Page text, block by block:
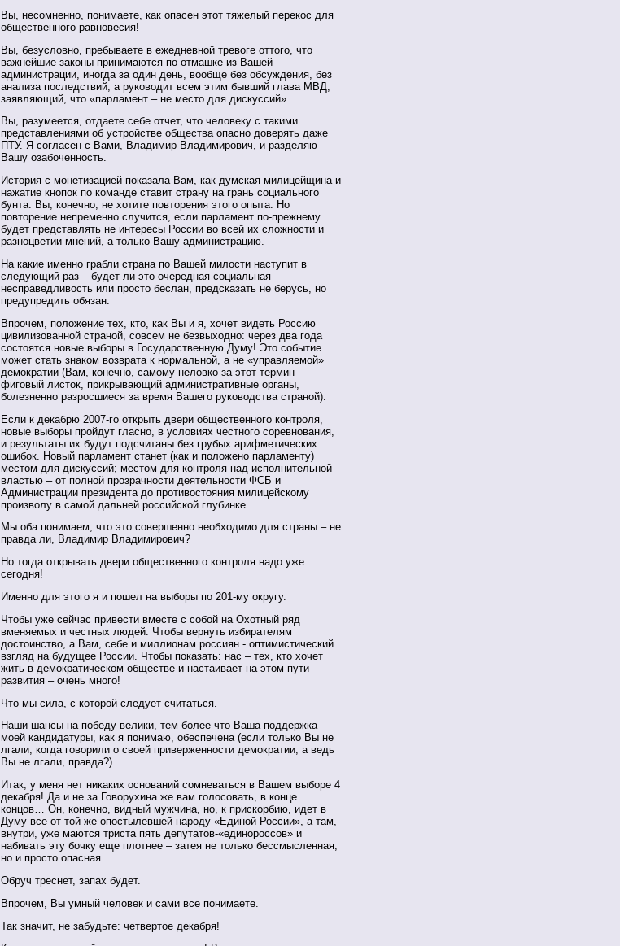
Вы, несомненно, понимаете, как опасен этот тяжелый перекос для
общественного равновесия!
Вы, безусловно, пребываете в ежедневной тревоге оттого, что
важнейшие законы принимаются по отмашке из Вашей
администрации, иногда за один день, вообще без обсуждения, без
анализа последствий, а руководит всем этим бывший глава МВД,
заявляющий, что «парламент – не место для дискуссий».
Вы, разумеется, отдаете себе отчет, что человеку с такими
представлениями об устройстве общества опасно доверять даже
ПТУ. Я согласен с Вами, Владимир Владимирович, и разделяю
Вашу озабоченность.
История с монетизацией показала Вам, как думская милицейщина и
нажатие кнопок по команде ставит страну на грань социального
бунта. Вы, конечно, не хотите повторения этого опыта. Но
повторение непременно случится, если парламент по-прежнему
будет представлять не интересы России во всей их сложности и
разноцветии мнений, а только Вашу администрацию.
На какие именно грабли страна по Вашей милости наступит в
следующий раз – будет ли это очередная социальная
несправедливость или просто беслан, предсказать не берусь, но
предупредить обязан.
Впрочем, положение тех, кто, как Вы и я, хочет видеть Россию
цивилизованной страной, совсем не безвыходно: через два года
состоятся новые выборы в Государственную Думу! Это событие
может стать знаком возврата к нормальной, а не «управляемой»
демократии (Вам, конечно, самому неловко за этот термин –
фиговый листок, прикрывающий административные органы,
болезненно разросшиеся за время Вашего руководства страной).
Если к декабрю 2007-го открыть двери общественного контроля,
новые выборы пройдут гласно, в условиях честного соревнования,
и результаты их будут подсчитаны без грубых арифметических
ошибок. Новый парламент станет (как и положено парламенту)
местом для дискуссий; местом для контроля над исполнительной
властью – от полной прозрачности деятельности ФСБ и
Администрации президента до противостояния милицейскому
произволу в самой дальней российской глубинке.
Мы оба понимаем, что это совершенно необходимо для страны – не
правда ли, Владимир Владимирович?
Но тогда открывать двери общественного контроля надо уже
сегодня!
Именно для этого я и пошел на выборы по 201-му округу.
Чтобы уже сейчас привести вместе с собой на Охотный ряд
вменяемых и честных людей. Чтобы вернуть избирателям
достоинство, а Вам, себе и миллионам россиян - оптимистический
взгляд на будущее России. Чтобы показать: нас – тех, кто хочет
жить в демократическом обществе и настаивает на этом пути
развития – очень много!
Что мы сила, с которой следует считаться.
Наши шансы на победу велики, тем более что Ваша поддержка
моей кандидатуры, как я понимаю, обеспечена (если только Вы не
лгали, когда говорили о своей приверженности демократии, а ведь
Вы не лгали, правда?).
Итак, у меня нет никаких оснований сомневаться в Вашем выборе 4
декабря! Да и не за Говорухина же вам голосовать, в конце
концов… Он, конечно, видный мужчина, но, к прискорбию, идет в
Думу все от той же опостылевшей народу «Единой России», а там,
внутри, уже маются триста пять депутатов-«единороссов» и
набивать эту бочку еще плотнее – затея не только бессмысленная,
но и просто опасная…
Обруч треснет, запах будет.
Впрочем, Вы умный человек и сами все понимаете.
Так значит, не забудьте: четвертое декабря!